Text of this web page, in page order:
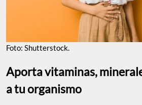
Foto: Shutterstock.
Aporta vitaminas,
a tu organismo